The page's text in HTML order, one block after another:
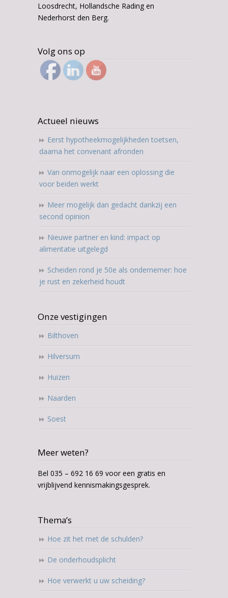
Loosdrecht, Hollandsche Rading en
Nederhorst den Berg.
Volg ons op
Actueel nieuws
Eerst hypotheekmogelijkheden toetsen,
daarna het convenant afronden
Van onmogelijk naar een oplossing die
voor beiden werkt
Meer mogelijk dan gedacht dankzij een
second opinion
Nieuwe partner en kind: impact op
alimentatie uitgelegd
Scheiden rond je 50e als ondernemer: hoe
je rust en zekerheid houdt
Onze vestigingen
Bilthoven
Hilversum
Huizen
Naarden
Soest
Meer weten?
Bel 035 – 692 16 69 voor een gratis en
vrijblijvend kennismakingsgesprek.
Thema’s
Hoe zit het met de schulden?
De onderhoudsplicht
Hoe verwerkt u uw scheiding?